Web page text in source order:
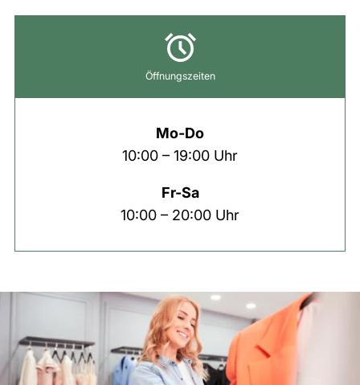
Öffnungszeiten
Mo-Do
10:00 – 19:00 Uhr
Fr-Sa
10:00 – 20:00 Uhr